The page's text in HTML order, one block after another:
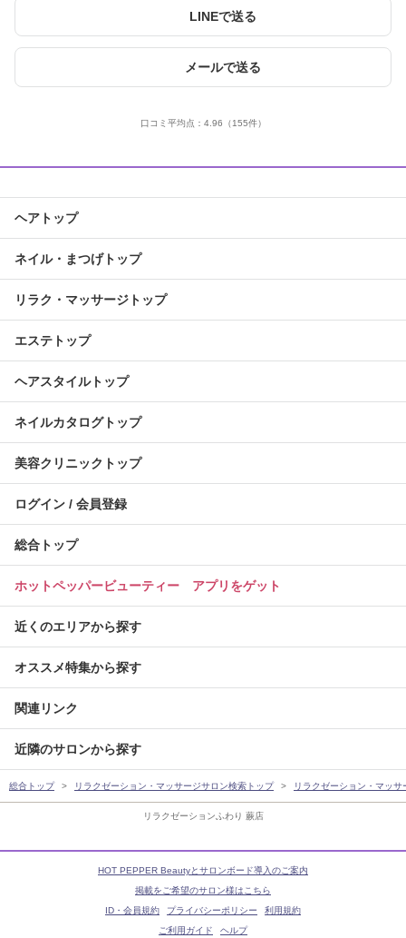
リラクゼーションふわり 蕨店
LINEで送る
メールで送る
口コミ平均点： 4.96 （155件）
ヘアトップ
ネイル・まつげトップ
リラク・マッサージトップ
エステトップ
ヘアスタイルトップ
ネイルカタログトップ
美容クリニックトップ
ログイン / 会員登録
総合トップ
ホットペッパービューティー アプリをゲット
近くのエリアから探す
オススメ特集から探す
関連リンク
近隣のサロンから探す
総合トップ リラクゼーション・マッサージサロン検索トップ リラクゼーション・マッ
HOT PEPPER Beautyとサロンボード導入のご案内
掲載をご希望のサロン様はこちら
ID・会員規約
プライバシーポリシー
利用規約
ご利用ガイド
ヘルプ